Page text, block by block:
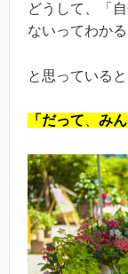
どうして、「
ないってわかる
と思っている
「だって、 み